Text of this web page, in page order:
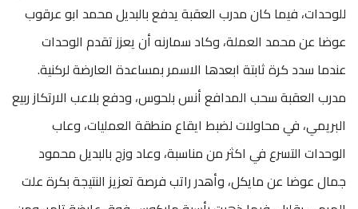
للوحدات، فيما كان مدرب العقبة يدفع بالبديل محمد ابو عرقوب
عوضا عن محمد العملة، وكاد سمارنه أن يعزز تقدم الوحدات
عندما سدد كرة ثابتة ابعدها الاسمر بمساعدة العارضة لركنية.
مدرب العقبة سحب المدافع أنس بلحوس، ودفع بلاعب الارتكاز ربيع
البريمي، في محاولات لضبط ايقاع منطقة العمليات، وعاب
الوحدات التسرع في اكثر من مناسبة، وعاد وزج بالبديل محمود
جمال عوضا عن مايكل، وأهدر راتب فرصة تعزيز النتيجة بكرة علت